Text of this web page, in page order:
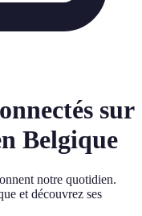
sur
Belgique
notre quotidien.
et découvrez ses